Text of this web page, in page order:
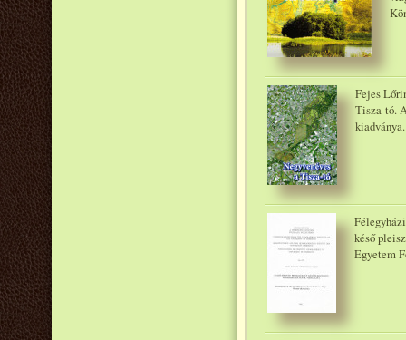
Fejes
Tisza-tó.
késő
Egyetem